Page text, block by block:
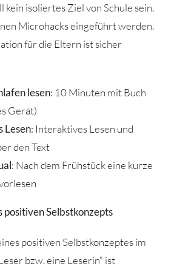
kein isoliertes Ziel von Schule sein.
Microhacks eingeführt werden.
für die Eltern ist sicher
lesen: 10 Minuten mit Buch
Gerät)
Lesen: Interaktives Lesen und
den Text
: Nach dem Frühstück eine kurze
positiven Selbstkonzepts
positiven Selbstkonzeptes im
bzw. eine Leserin“ ist